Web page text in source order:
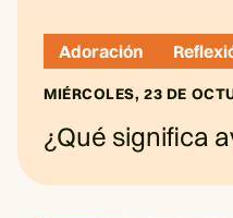
Adoración
MIÉRCOLES, 23 DE
¿Qué significa